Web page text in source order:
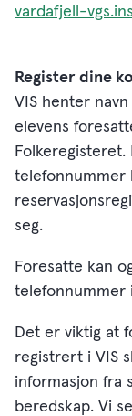
vardafjell-
Register dine
VIS henter
elevens
telefonnummer
seg.
Foresatte kan
telefonnummer
Det er viktig at
registrert i VIS
informasjon fra
beredskap. Vi